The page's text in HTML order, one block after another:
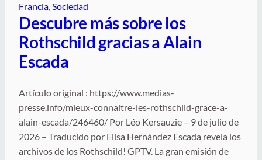
Francia, Sociedad
Descubre más sobre los
Rothschild gracias a Alain
Escada
Artículo original : https://www.medias-
presse.info/mieux-connaitre-les-rothschild-grace-a-
alain-escada/246460/ Por Léo Kersauzie – 9 de julio de
2026 – Traducido por Elisa Hernández Escada revela los
archivos de los Rothschild! GPTV. La gran emisión de